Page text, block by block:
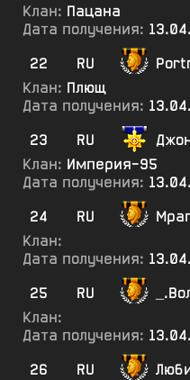
Клан: Пацана
Дата получения:
22
RU
Клан: Плющ
Дата получения:
23
RU
Клан: Империя-95
Дата получения:
24
RU
Клан:
Дата получения:
25
RU
Клан:
Дата получения:
26
RU